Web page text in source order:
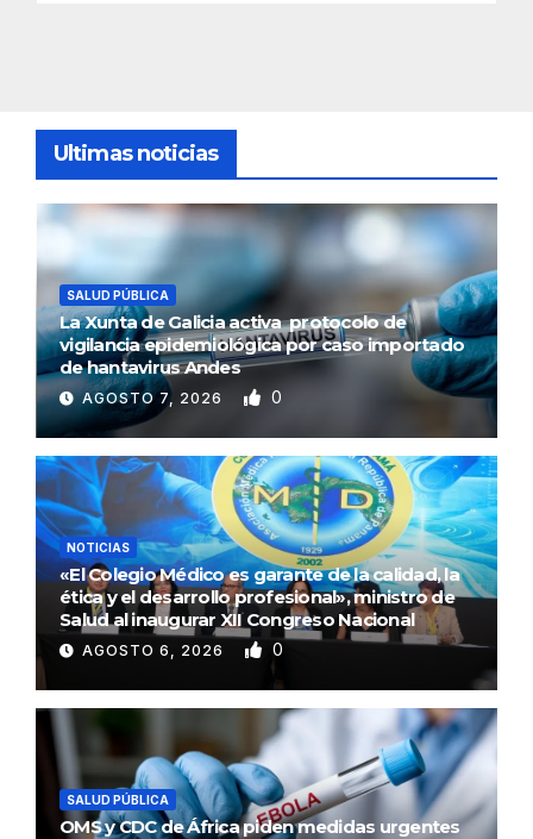
Ultimas noticias
SALUD PÚBLICA
La Xunta de Galicia activa protocolo de
vigilancia epidemiológica por caso importado
de hantavirus Andes
AGOSTO 7, 2026 0
NOTICIAS
«El Colegio Médico es garante de la calidad, la
ética y el desarrollo profesional», ministro de
Salud al inaugurar XII Congreso Nacional
AGOSTO 6, 2026 0
SALUD PÚBLICA
OMS y CDC de África piden medidas urgentes